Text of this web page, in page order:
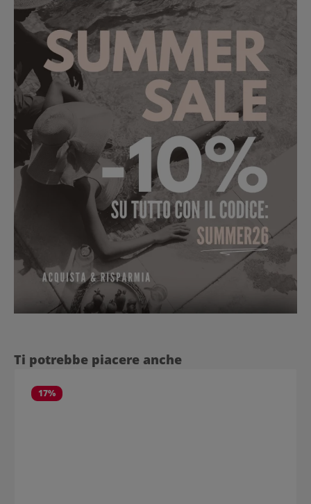
Salta la galleria dei prodotti
Ti potrebbe piacere anche
17%